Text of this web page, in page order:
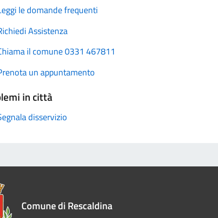
le domande frequenti
Assistenza
il comune 0331 467811
un appuntamento
in città
disservizio
Comune di Rescaldina